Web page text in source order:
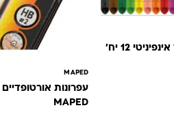
צבעי עפרון ללא חידוד אינפיניטי 12 יח’
MAPED
MAPED